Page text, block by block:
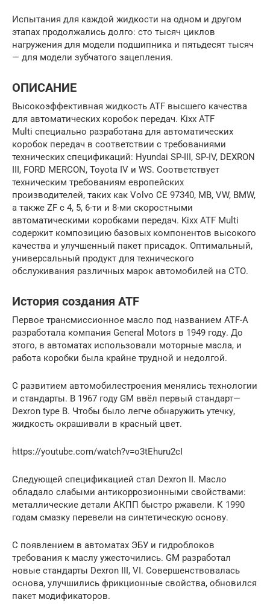
Испытания для каждой жидкости на одном и другом
этапах продолжались долго: сто тысяч циклов
нагружения для модели подшипника и пятьдесят тысяч
— для модели зубчатого зацепления.
ОПИСАНИЕ
Высокоэффективная жидкость ATF высшего качества
для автоматических коробок передач. Kixx ATF
Multi специально разработана для автоматических
коробок передач в соответствии с требованиями
технических спецификаций: Hyundai SP-III, SP-IV, DEXRON
III, FORD MERCON, Toyota IV и WS. Соответствует
техническим требованиям европейских
производителей, таких как Volvo CE 97340, MB, VW, BMW,
а также ZF c 4, 5, 6-ти и 8-ми скоростными
автоматическими коробками передач. Kixx ATF Multi
содержит композицию базовых компонентов высокого
качества и улучшенный пакет присадок. Оптимальный,
универсальный продукт для технического
обслуживания различных марок автомобилей на СТО.
История создания ATF
Первое трансмиссионное масло под названием ATF-А
разработала компания General Motors в 1949 году. До
этого, в автоматах использовали моторные масла, и
работа коробки была крайне трудной и недолгой.
С развитием автомобилестроения менялись технологии
и стандарты. В 1967 году GM ввёл первый стандарт—
Dexron type В. Чтобы было легче обнаружить утечку,
жидкость окрашивали в красный цвет.
https://youtube.com/watch?v=o3tEhuru2cI
Следующей спецификацией стал Dexron II. Масло
обладало слабыми антикоррозионными свойствами:
металлические детали АКПП быстро ржавели. К 1990
годам смазку перевели на синтетическую основу.
С появлением в автоматах ЭБУ и гидроблоков
требования к маслу ужесточились. GM разработал
новые стандарты Dexron III, VI. Совершенствовалась
основа, улучшились фрикционные свойства, обновился
пакет модификаторов.